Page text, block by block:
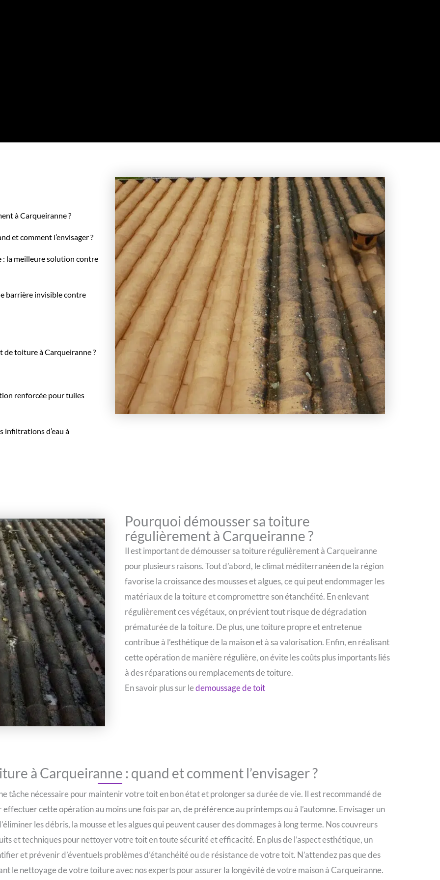
à Carqueiranne ?
et comment l’envisager ?
la meilleure solution contre
barrière invisible contre
de toiture à Carqueiranne ?
renforcée pour tuiles
d’eau à
Pourquoi démousser sa toiture
régulièrement à Carqueiranne ?
Il est important de démousser sa toiture régulièrement à Carqueiranne
pour plusieurs raisons. Tout d’abord, le climat méditerranéen de la région
favorise la croissance des mousses et algues, ce qui peut endommager les
matériaux de la toiture et compromettre son étanchéité. En enlevant
régulièrement ces végétaux, on prévient tout risque de dégradation
prématurée de la toiture. De plus, une toiture propre et entretenue
contribue à l’esthétique de la maison et à sa valorisation. Enfin, en réalisant
cette opération de manière régulière, on évite les coûts plus importants liés
à des réparations ou remplacements de toiture.
En savoir plus sur ledemoussage de toit
à Carqueiranne : quand et comment l’envisager ?
tâche nécessaire pour maintenir votre toit en bon état et prolonger sa durée de vie. Il est recommandé de
cette opération au moins une fois par an, de préférence au printemps ou à l’automne. Envisager un
les débris, la mousse et les algues qui peuvent causer des dommages à long terme. Nos couvreurs
et techniques pour nettoyer votre toit en toute sécurité et efficacité. En plus de l’aspect esthétique, un
et prévenir d’éventuels problèmes d’étanchéité ou de résistance de votre toit. N’attendez pas que des
le nettoyage de votre toiture avec nos experts pour assurer la longévité de votre maison à Carqueiranne.